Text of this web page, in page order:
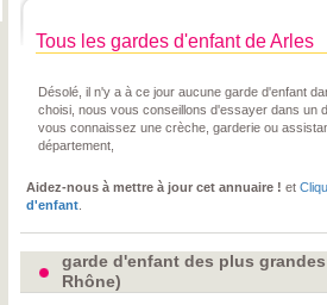
Tous les gardes d'enfant de Arles
Désolé, il n'y a à ce jour aucune garde d'enfant
choisi, nous vous conseillons d'essayer dans un
vous connaissez une crèche, garderie ou
département,
Aidez-nous à mettre à jour cet annuaire ! et
d'enfant
garde d'enfant des plus
Rhône)